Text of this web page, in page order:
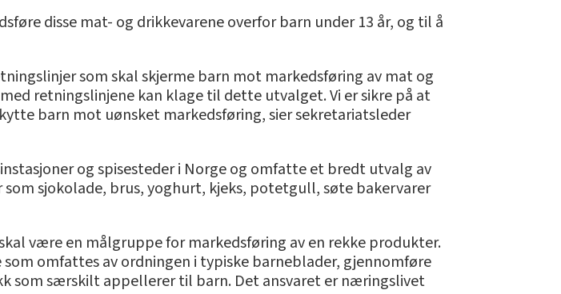
disse mat- og drikkevarene overfor barn under 13 år, og til å
som skal skjerme barn mot markedsføring av mat og
retningslinjene kan klage til dette utvalget. Vi er sikre på at
barn mot uønsket markedsføring, sier sekretariatsleder
og spisesteder i Norge og omfatte et bredt utvalg av
sjokolade, brus, yoghurt, kjeks, potetgull, søte bakervarer
være en målgruppe for markedsføring av en rekke produkter.
omfattes av ordningen i typiske barneblader, gjennomføre
som særskilt appellerer til barn. Det ansvaret er næringslivet